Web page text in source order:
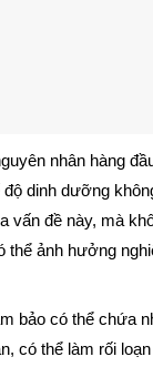
nhân hàng
độ dinh dưỡng
vấn đề này, mà
thể ảnh hưởng
bảo có thể chứa
có thể làm rối